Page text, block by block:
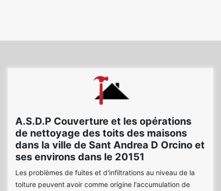
A.S.D.P Couverture et les opérations
de nettoyage des toits des maisons
dans la ville de Sant Andrea D Orcino et
ses environs dans le 20151
Les problèmes de fuites et d'infiltrations au niveau de la
toiture peuvent avoir comme origine l'accumulation de